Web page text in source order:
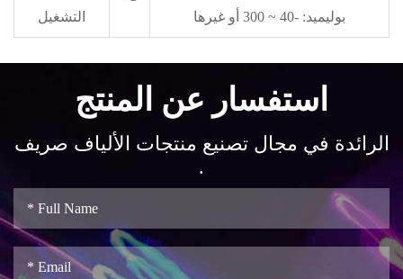
التشغيل بوليميد: -40 ~ 300 أو غيرها
استفسار عن المنتج
الرائدة في مجال تصنيع منتجات الألياف صريف
.